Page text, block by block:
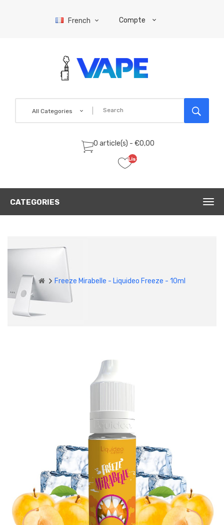
French Compte
All Categories
0 article(s) - €0,00
Liste
(0)
CATEGORIES
Freeze Mirabelle - Liquideo Freeze - 10ml